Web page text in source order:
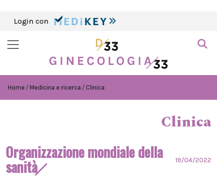
Login con
Home Medicina e ricerca Clinica
Clinica
Organizzazione mondiale della
sanità 19/04/2022